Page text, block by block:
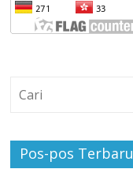
Pos-pos Terbaru